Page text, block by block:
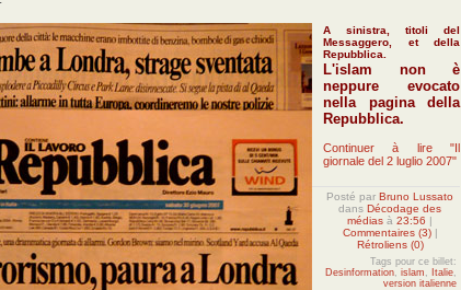
A sinistra, titoli del
Messaggero, et della
Repubblica.
L'islam non è
neppure evocato
nella pagina della
Repubblica.
Continuer à lire "Il
giornale del 2 luglio 2007"
Posté par Bruno Lussato
dans Décodage des
médias à 23:56 |
Commentaires (3)|
Rétroliens (0)
Tags pour ce billet:
Desinformation islam Italie
version italienne